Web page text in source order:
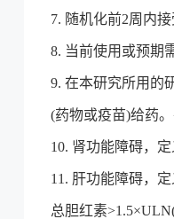
7. 随机化前2周内
8. 当前使用或预期
9. 在本研究所用的
(药物或疫苗)给药
10. 肾功能障碍，定
11. 肝功能障碍，定
总胆红素